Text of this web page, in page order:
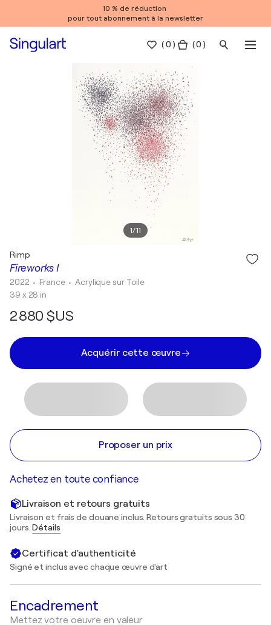
10 % de réduction
pour tout abonnement à la newsletter
(0 ) ( 0 )
1/11
Fireworks I
Rimp
2022 • France •Acrylique sur Toile
39 x 28 in
2 880 $US
Acquérir cette œuvre
Proposer un prix
Achetez en toute confiance
Livraison et retours gratuits
Livraison et frais de douane inclus. Retours gratuits sous 30
jours.Détails
Certificat d'authenticité
Signé et inclus avec chaque œuvre d'art
Encadrement
Mettez votre oeuvre en valeur